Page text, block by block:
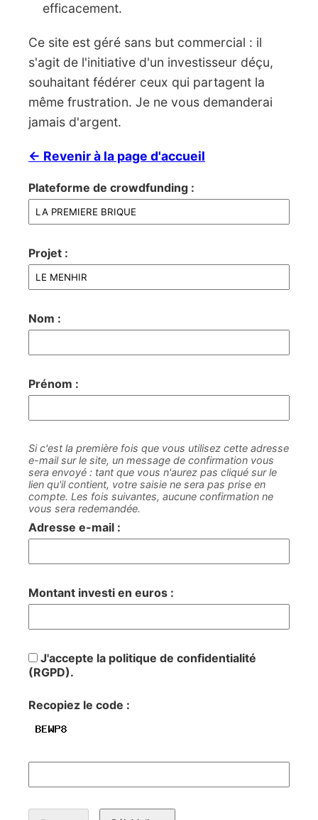
efficacement.
Ce site est géré sans but commercial : il
s'agit de l'initiative d'un investisseur déçu,
souhaitant fédérer ceux qui partagent la
même frustration. Je ne vous demanderai
jamais d'argent.
← Revenir à la page d'accueil
Plateforme de crowdfunding :
Projet :
Nom :
Prénom :
Si c'est la première fois que vous utilisez cette adresse
e-mail sur le site, un message de confirmation vous
sera envoyé : tant que vous n'aurez pas cliqué sur le
lien qu'il contient, votre saisie ne sera pas prise en
compte. Les fois suivantes, aucune confirmation ne
vous sera redemandée.
Adresse e-mail :
Montant investi en euros :
J'accepte la politique de confidentialité
(RGPD).
Recopiez le code :